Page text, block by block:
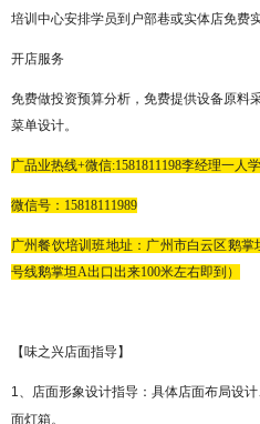
培训中心安排学员到户部巷或实体店免费
开店服务
免费做投资预算分析，免费提供设备原料
菜单设计。
广品业热线+微信:1581811198李经理一人
微信号： 15818111989
广州餐饮培训班地址：广州市白云区鹅掌
号线鹅掌坦A出口出来100米左右即到）
【味之兴店面指导】
1 、店面形象设计指导：具体店面布局设
面灯箱。